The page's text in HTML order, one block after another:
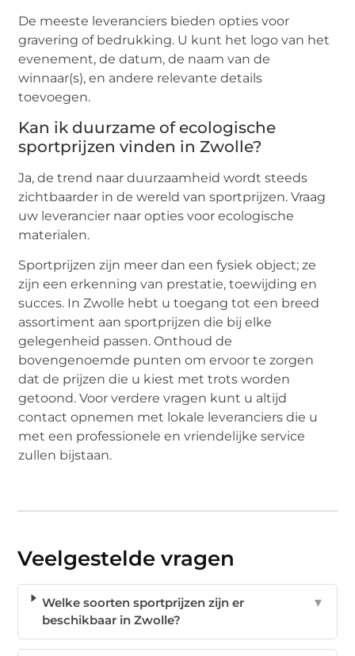
De meeste leveranciers bieden opties voor
gravering of bedrukking. U kunt het logo van het
evenement, de datum, de naam van de
winnaar(s), en andere relevante details
toevoegen.
Kan ik duurzame of ecologische
sportprijzen vinden in Zwolle?
Ja, de trend naar duurzaamheid wordt steeds
zichtbaarder in de wereld van sportprijzen. Vraag
uw leverancier naar opties voor ecologische
materialen.
Sportprijzen zijn meer dan een fysiek object; ze
zijn een erkenning van prestatie, toewijding en
succes. In Zwolle hebt u toegang tot een breed
assortiment aan sportprijzen die bij elke
gelegenheid passen. Onthoud de
bovengenoemde punten om ervoor te zorgen
dat de prijzen die u kiest met trots worden
getoond. Voor verdere vragen kunt u altijd
contact opnemen met lokale leveranciers die u
met een professionele en vriendelijke service
zullen bijstaan.
Veelgestelde vragen
Welke soorten sportprijzen zijn er
beschikbaar in Zwolle?
▼